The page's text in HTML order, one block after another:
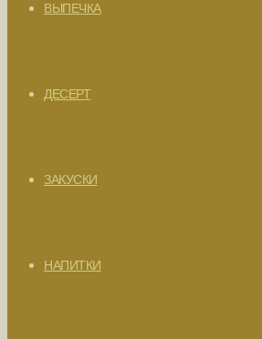
ВЫПЕЧКА
ДЕСЕРТ
ЗАКУСКИ
НАПИТКИ